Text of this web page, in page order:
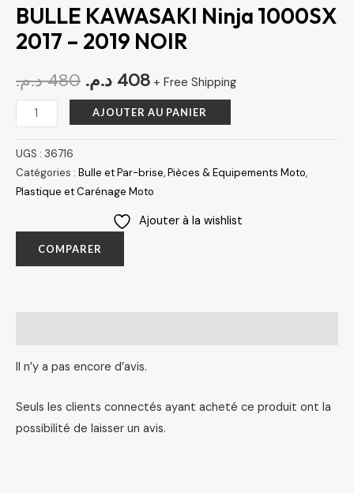
BULLE KAWASAKI Ninja 1000SX
2017 – 2019 NOIR
480 د.م. 408 د.م. + Free Shipping
-
2019
AJOUTER AU PANIER
UGS : 36716
Catégories : Bulle et Par-brise,Pièces & Equipements Moto,
Plastique et Carénage Moto
Ajouter à la wishlist
COMPARER
Il n’y a pas encore d’avis.
Seuls les clients connectés ayant acheté ce produit ont la
possibilité de laisser un avis.